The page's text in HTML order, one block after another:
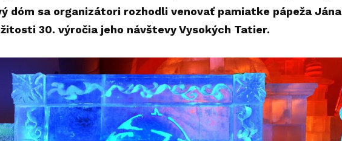
dóm sa organizátori rozhodli venovať pamiatke pápeža Jána
30. výročia jeho návštevy Vysokých Tatier.